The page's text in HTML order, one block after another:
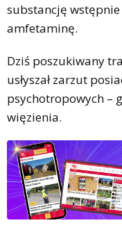
substancję
amfetaminę.
Dziś poszukiwany
usłyszał zarzut
psychotropowych –
więzienia.